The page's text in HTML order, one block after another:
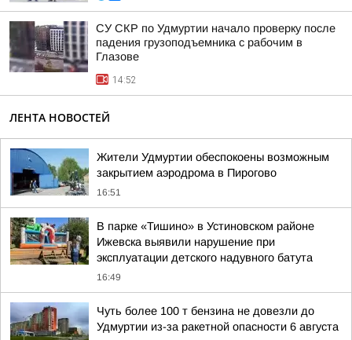
СУ СКР по Удмуртии начало проверку после
падения грузоподъемника с рабочим в
Глазове
14:52
ЛЕНТА НОВОСТЕЙ
Жители Удмуртии обеспокоены возможным
закрытием аэродрома в Пирогово
16:51
В парке «Тишино» в Устиновском районе
Ижевска выявили нарушение при
эксплуатации детского надувного батута
16:49
Чуть более 100 т бензина не довезли до
Удмуртии из-за ракетной опасности 6 августа